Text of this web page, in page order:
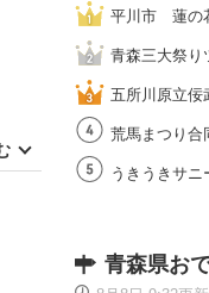
平川市 蓮の
青森三大祭
五所川原立佞
荒馬まつり合
うきうきサニ
青森県お